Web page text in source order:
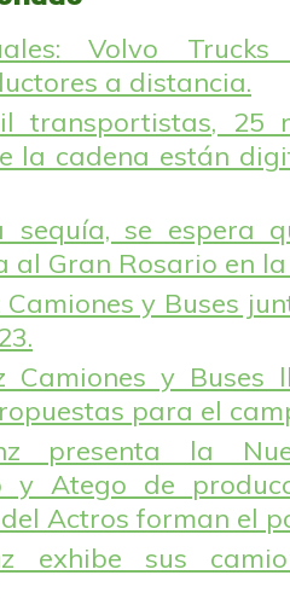
Volvo
a distancia.
transportistas, 25
la cadena están
se espera
al Gran Rosario en
Camiones y Buses
Camiones y
para el
presenta la
y Atego de
Actros forman el
exhibe sus